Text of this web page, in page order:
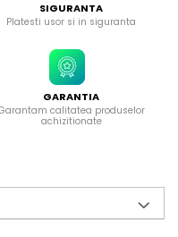
SIGURANTA
Platesti usor si in siguranta
GARANTIA
calitatea produselor
achizitionate